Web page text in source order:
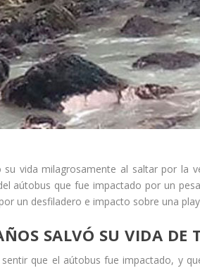
su vida milagrosamente al saltar por la
aútobus que fue impactado por un
un desfiladero e impacto sobre una
SALVÓ SU VIDA DE
que el aútobus fue impactado, y